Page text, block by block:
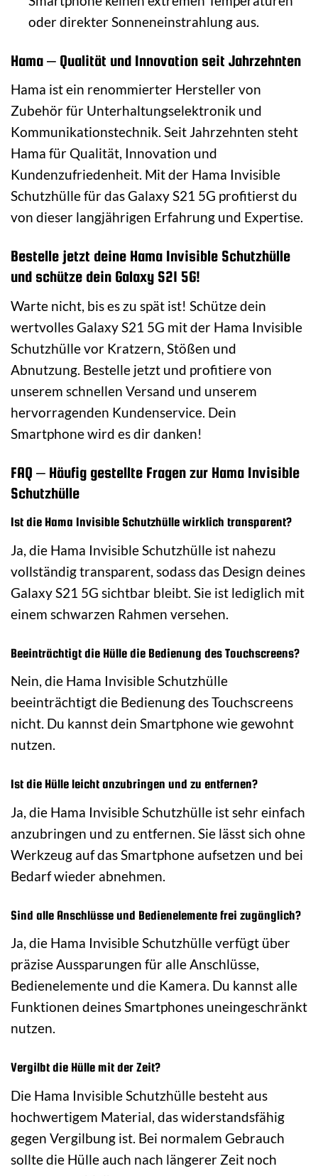
oder direkter Sonneneinstrahlung aus.
Hama – Qualität und Innovation seit Jahrzehnten
Hama ist ein renommierter Hersteller von
Zubehör für Unterhaltungselektronik und
Kommunikationstechnik. Seit Jahrzehnten steht
Hama für Qualität, Innovation und
Kundenzufriedenheit. Mit der Hama Invisible
Schutzhülle für das Galaxy S21 5G profitierst du
von dieser langjährigen Erfahrung und Expertise.
Bestelle jetzt deine Hama Invisible Schutzhülle
und schütze dein Galaxy S21 5G!
Warte nicht, bis es zu spät ist! Schütze dein
wertvolles Galaxy S21 5G mit der Hama Invisible
Schutzhülle vor Kratzern, Stößen und
Abnutzung. Bestelle jetzt und profitiere von
unserem schnellen Versand und unserem
hervorragenden Kundenservice. Dein
Smartphone wird es dir danken!
FAQ – Häufig gestellte Fragen zur Hama Invisible
Schutzhülle
Ist die Hama Invisible Schutzhülle wirklich transparent?
Ja, die Hama Invisible Schutzhülle ist nahezu
vollständig transparent, sodass das Design deines
Galaxy S21 5G sichtbar bleibt. Sie ist lediglich mit
einem schwarzen Rahmen versehen.
Beeinträchtigt die Hülle die Bedienung des Touchscreens?
Nein, die Hama Invisible Schutzhülle
beeinträchtigt die Bedienung des Touchscreens
nicht. Du kannst dein Smartphone wie gewohnt
nutzen.
Ist die Hülle leicht anzubringen und zu entfernen?
Ja, die Hama Invisible Schutzhülle ist sehr einfach
anzubringen und zu entfernen. Sie lässt sich ohne
Werkzeug auf das Smartphone aufsetzen und bei
Bedarf wieder abnehmen.
Sind alle Anschlüsse und Bedienelemente frei zugänglich?
Ja, die Hama Invisible Schutzhülle verfügt über
präzise Aussparungen für alle Anschlüsse,
Bedienelemente und die Kamera. Du kannst alle
Funktionen deines Smartphones uneingeschränkt
nutzen.
Vergilbt die Hülle mit der Zeit?
Die Hama Invisible Schutzhülle besteht aus
hochwertigem Material, das widerstandsfähig
gegen Vergilbung ist. Bei normalem Gebrauch
sollte die Hülle auch nach längerer Zeit noch